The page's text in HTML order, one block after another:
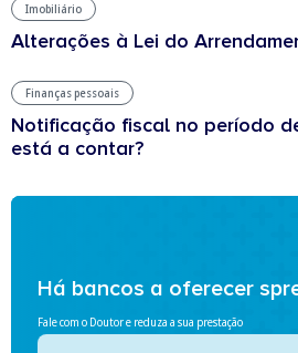
Imobiliário
Alterações à Lei do
Finanças pessoais
Notificação fiscal no período
está a contar?
Há bancos a oferecer
Fale com o Doutor e reduza a sua prestação